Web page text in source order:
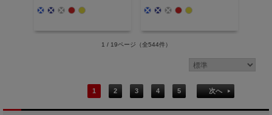
1 / 19ページ （全544件）
1 2 3 4 5 次へ